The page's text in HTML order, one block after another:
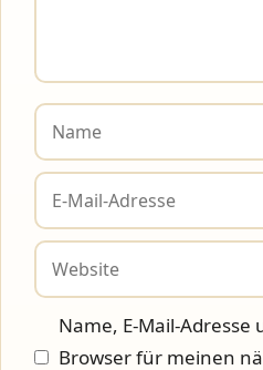
Name
E-
Mail-
Adresse
Website
Name, E-Mail-Adresse
Browser für meinen